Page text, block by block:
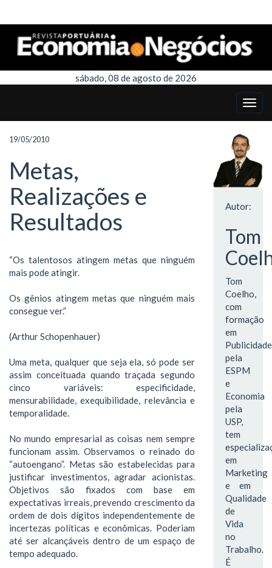
sábado, 08 de agosto de 2026
19/05/2010
Metas,
Realizações e
Resultados
“Os talentosos atingem metas que ninguém
mais pode atingir.
Os gênios atingem metas que ninguém mais
consegue ver.”
(Arthur Schopenhauer)
Uma meta, qualquer que seja ela, só pode ser
assim conceituada quando traçada segundo
cinco variáveis: especificidade,
mensurabilidade, exequibilidade, relevância e
temporalidade.
No mundo empresarial as coisas nem sempre
funcionam assim. Observamos o reinado do
“autoengano”. Metas são estabelecidas para
justificar investimentos, agradar acionistas.
Objetivos são fixados com base em
expectativas irreais, prevendo crescimento da
ordem de dois dígitos independentemente de
incertezas políticas e econômicas. Poderiam
até ser alcançáveis dentro de um espaço de
tempo adequado.
Autor:
Tom
Tom
Coelho,
com
formação
em
Publicidade
pela
ESPM
e
Economia
pela
USP,
tem
em
Marketing
e em
Qualidade
de
Vida
no
Trabalho.
É